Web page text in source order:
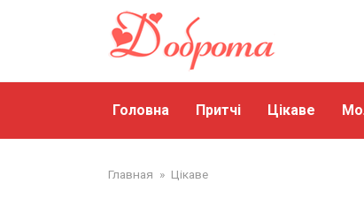
Головна Притчі Цікаве
Главная » Цікаве